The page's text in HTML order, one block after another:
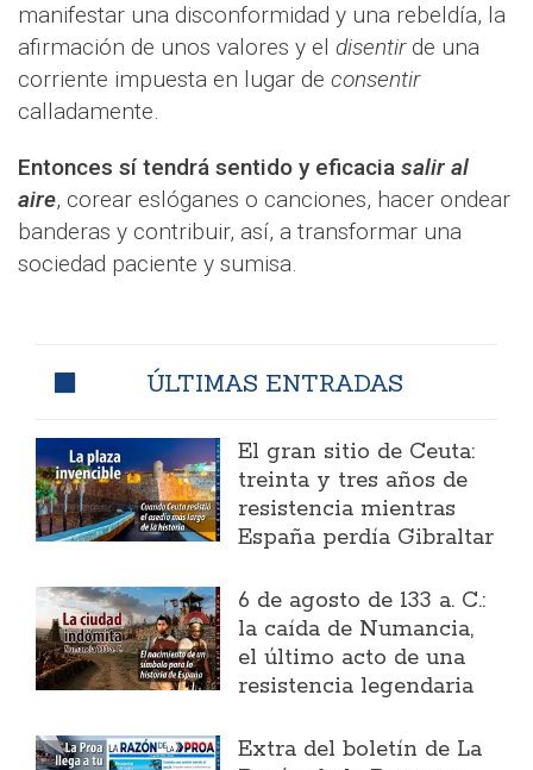
manifestar una disconformidad y una rebeldía, la
afirmación de unos valores y el disentir de una
corriente impuesta en lugar de consentir
calladamente.
Entonces sí tendrá sentido y eficacia salir al
aire, corear eslóganes o canciones, hacer ondear
banderas y contribuir, así, a transformar una
sociedad paciente y sumisa.
ÚLTIMAS ENTRADAS
El gran sitio de Ceuta:
treinta y tres años de
resistencia mientras
España perdía Gibraltar
6 de agosto de 133 a. C.:
la caída de Numancia,
el último acto de una
resistencia legendaria
Extra del boletín de La